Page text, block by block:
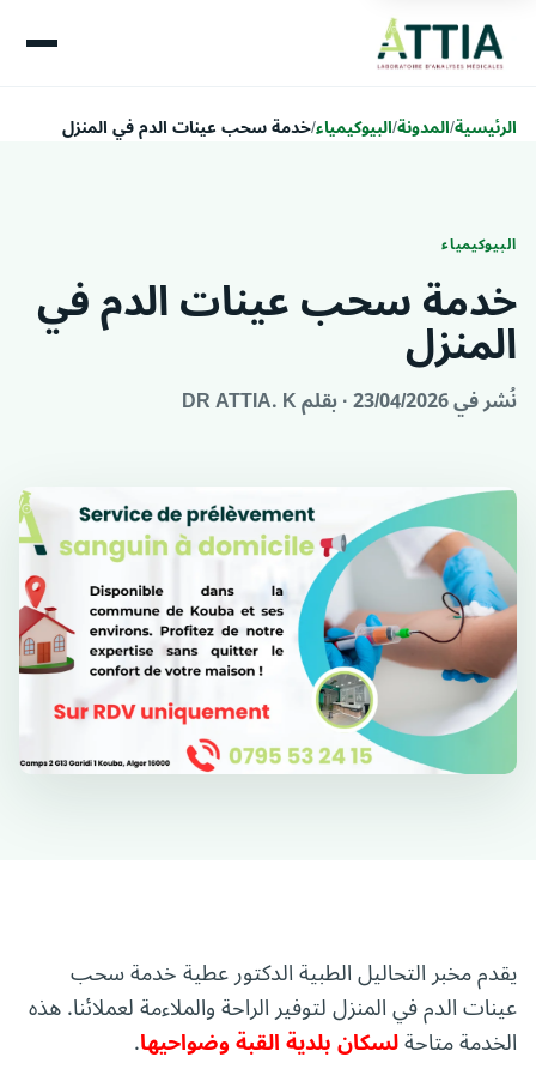
الرئيسية/المدونة/البيوكيمياء/خدمة سحب عينات الدم في المنزل
البيوكيمياء
خدمة سحب عينات الدم في
المنزل
نُشر في 23/04/2026 · بقلم DR ATTIA. K
يقدم مخبر التحاليل الطبية الدكتور عطية خدمة سحب
عينات الدم في المنزل لتوفير الراحة والملاءمة لعملائنا. هذه
الخدمة متاحةلسكان بلدية القبة وضواحيها.